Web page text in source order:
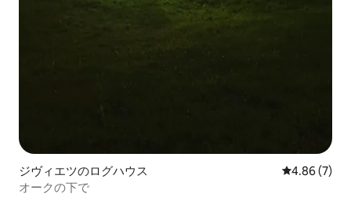
ジヴィエツのログハウス レビュー7
4.86 (7)
オークの下で